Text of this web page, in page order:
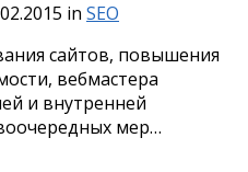
in SEO
сайтов, повышения
вебмастера
и внутренней
мер…